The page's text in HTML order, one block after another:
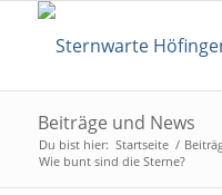
Beiträge und News
Du bist hier: Startseite /
Wie bunt sind die Sterne?